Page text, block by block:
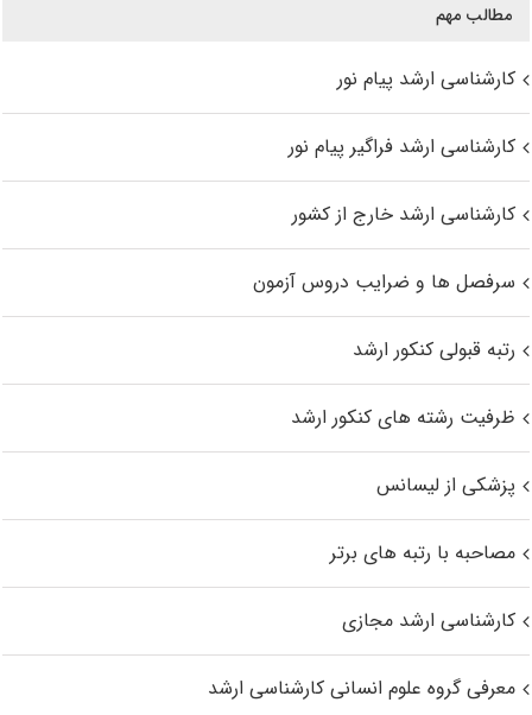
مطالب مهم
کارشناسی ارشد پیام نور
کارشناسی ارشد فراگیر پیام نور
کارشناسی ارشد خارج از کشور
سرفصل ها و ضرایب دروس آزمون
رتبه قبولی کنکور ارشد
ظرفیت رشته های کنکور ارشد
پزشکی از لیسانس
مصاحبه با رتبه های برتر
کارشناسی ارشد مجازی
معرفی گروه علوم انسانی کارشناسی ارشد